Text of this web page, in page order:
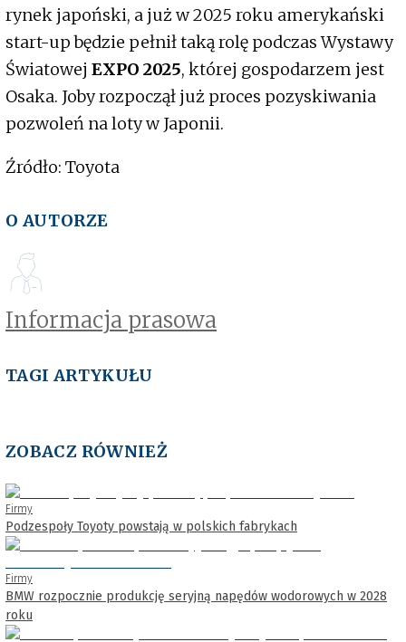
rynek japoński, a już w 2025 roku amerykański
start-up będzie pełnił taką rolę podczas Wystawy
Światowej EXPO 2025, której gospodarzem jest
Osaka. Joby rozpoczął już proces pozyskiwania
pozwoleń na loty w Japonii.
Źródło: Toyota
O AUTORZE
Informacja prasowa
TAGI ARTYKUŁU
ZOBACZ RÓWNIEŻ
Firmy
Podzespoły Toyoty powstają w polskich fabrykach
Firmy
BMW rozpocznie produkcję seryjną napędów wodorowych w 2028
roku